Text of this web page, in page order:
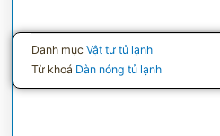
số
lượng
Danh mục Vật tư tủ lạnh
Từ khoá Dàn nóng tủ lạnh